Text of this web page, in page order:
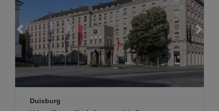
Loading...
Duisburg